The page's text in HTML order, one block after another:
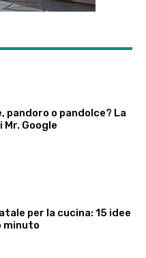
pandoro o pandolce? La
Google
per la cucina: 15 idee
minuto